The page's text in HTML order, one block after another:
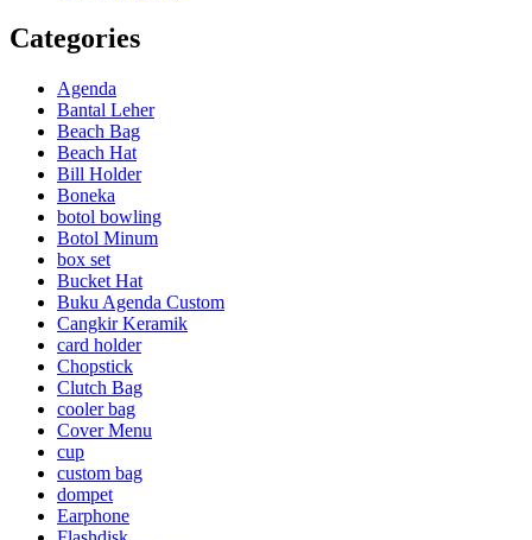
Categories
Agenda
Bantal Leher
Beach Bag
Beach Hat
Bill Holder
Boneka
botol bowling
Botol Minum
box set
Bucket Hat
Buku Agenda Custom
Cangkir Keramik
card holder
Chopstick
Clutch Bag
cooler bag
Cover Menu
cup
custom bag
dompet
Earphone